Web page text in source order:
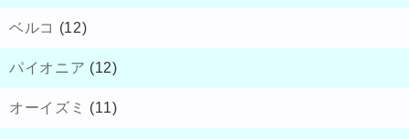
ベルコ (12)
パイオニア (12)
オーイズミ (11)